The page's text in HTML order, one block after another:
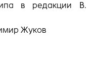
в редакции В.
Жуков